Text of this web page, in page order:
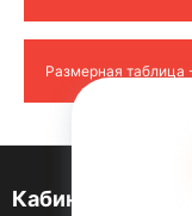
Размерная таблица
Кабинет